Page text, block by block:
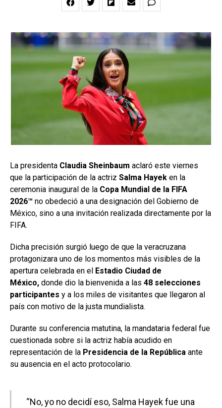
La presidenta Claudia Sheinbaum aclaró este viernes
que la participación de la actriz Salma Hayek en la
ceremonia inaugural de la Copa Mundial de la FIFA
2026™ no obedeció a una designación del Gobierno de
México, sino a una invitación realizada directamente por la
FIFA.
Dicha precisión surgió luego de que la veracruzana
protagonizara uno de los momentos más visibles de la
apertura celebrada en el Estadio Ciudad de
México, donde dio la bienvenida a las 48 selecciones
participantes y a los miles de visitantes que llegaron al
país con motivo de la justa mundialista.
Durante su conferencia matutina, la mandataria federal fue
cuestionada sobre si la actriz había acudido en
representación de la Presidencia de la República ante
su ausencia en el acto protocolario.
“No, yo no decidí eso, Salma Hayek fue una